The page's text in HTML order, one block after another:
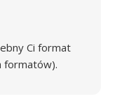
Ci format
formatów).